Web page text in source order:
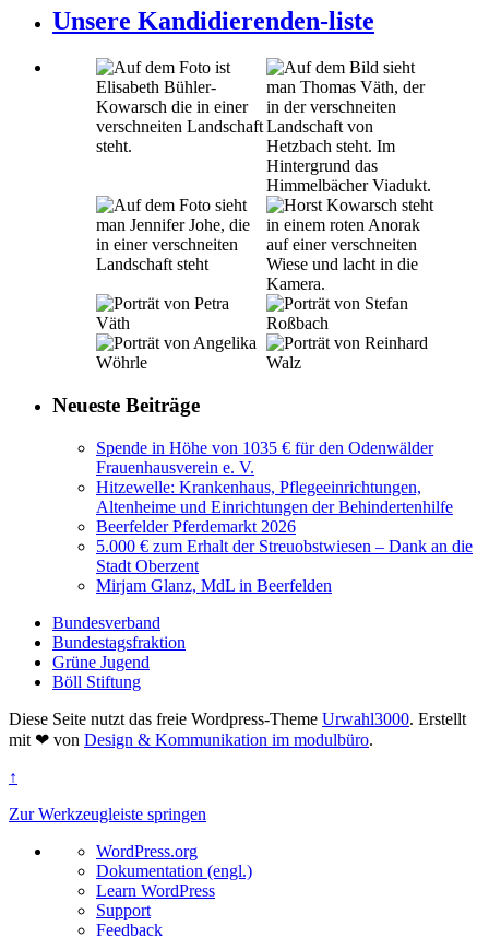
Unsere Kandidierenden-liste
Neueste Beiträge
Spende in Höhe von 1035 € für den Odenwälder
Frauenhausverein e. V.
Hitzewelle: Krankenhaus, Pflegeeinrichtungen,
Altenheime und Einrichtungen der Behindertenhilfe
Beerfelder Pferdemarkt 2026
5.000 € zum Erhalt der Streuobstwiesen – Dank an die
Stadt Oberzent
Mirjam Glanz, MdL in Beerfelden
Bundesverband
Bundestagsfraktion
Grüne Jugend
Böll Stiftung
Diese Seite nutzt das freie Wordpress-Theme Urwahl3000. Erstellt
mit ❤ von Design & Kommunikation im modulbüro.
↑
Zur Werkzeugleiste springen
Über
WordPress
WordPress.org
Dokumentation (engl.)
Learn WordPress
Support
Feedback